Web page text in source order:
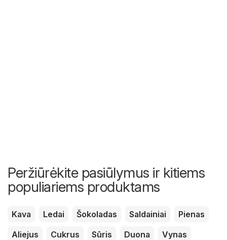
Peržiūrėkite pasiūlymus ir kitiems
populiariems produktams
Kava Ledai Šokoladas Saldainiai
Pienas
Aliejus
Cukrus Sūris Duona
Vynas